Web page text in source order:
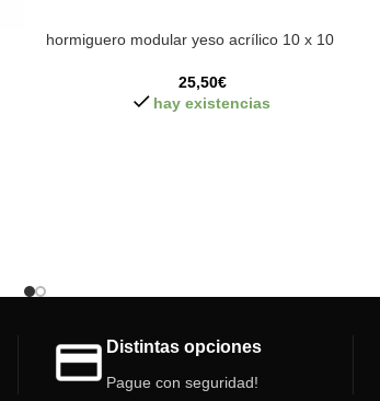
hormiguero modular yeso acrílico 10 x 10
25,50€
hay existencias
Distintas opciones
Pague con seguridad!